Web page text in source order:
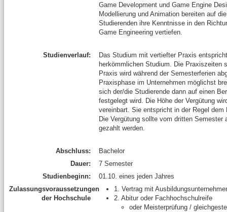
Game Development und Game Engine
Modellierung und Animation bereiten auf
Studierenden ihre Kenntnisse in den
Game Engineering vertiefen.
Studienverlauf:
Das Studium mit vertiefter Praxis
herkömmlichen Studium. Die Praxiszeiten
Praxis wird während der Semesterferien
Praxisphase im Unternehmen möglichst
sich der/die Studierende dann auf einen
festgelegt wird. Die Höhe der Vergütung
vereinbart. Sie entspricht in der Regel
Die Vergütung sollte vom dritten
gezahlt werden.
Abschluss:
Bachelor
Dauer:
7 Semester
Studienbeginn:
01.10. eines jeden Jahres
Zulassungsvoraussetzungen
der Hochschule
1. Vertrag mit
2. Abitur oder Fachhochschulreife
oder Meisterprüfung /